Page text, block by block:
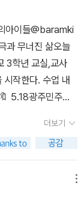
이엔 허름한 미닫
대는 소리가 한참
를 듣고만 있었
신 중학 3학년이
(@baramkids.kr)
였습니다. #명령
쟁#신간소개 #신
램 #책스타그램
아이들@baramki
과 무너진 삶오늘
3학년 교실,교사
시작한다. 수업 내
5.18광주민주화
기도 했다.이야기
기현 군의 일화에
, 5.18광주민주화
픈 역사이다.사실
야 하나?라고 생각
고, 가르치며,역
더보기